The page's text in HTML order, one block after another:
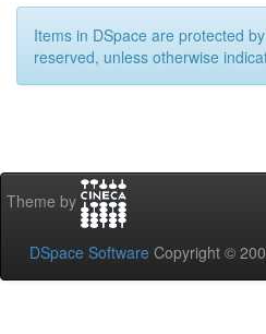
Items in DSpace are protected
reserved, unless otherwise
Theme by
DSpace Software Copyright ©